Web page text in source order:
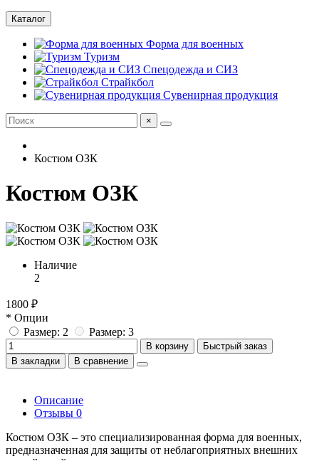
Каталог
Форма для военных
Туризм
Спецодежда и СИЗ
Страйкбол
Сувенирная продукция
×
Костюм ОЗК
Костюм ОЗК
Наличие
2
1800 ₽
* Опции
Размер: 2
Размер: 3
В корзину
Быстрый заказ
В закладки
В сравнение
Описание
Отзывы 0
Костюм ОЗК – это специализированная форма для военных,
предназначенная для защиты от неблагоприятных внешних